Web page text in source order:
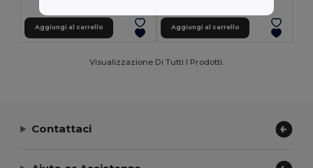
Aggiungi al carrello Aggiungi al carrello
Visualizzazione Di Tutti I Prodotti.
Contattaci